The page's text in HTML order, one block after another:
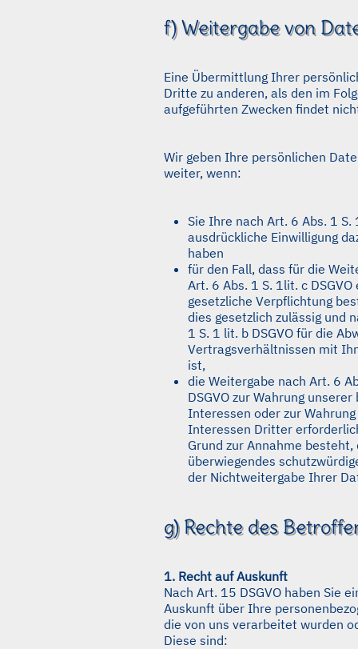
f) Weitergabe von
Eine Übermittlung Ihrer
Dritte zu anderen, als den im
aufgeführten Zwecken findet
Wir geben Ihre persönlichen
weiter, wenn:
Sie Ihre nach Art. 6 Abs. 1 S.
ausdrückliche Einwilligung
haben
für den Fall, dass für die
Art. 6 Abs. 1 S. 1lit. c DSGVO
gesetzliche Verpflichtung
dies gesetzlich zulässig und
1 S. 1 lit. b DSGVO für die
Vertragsverhältnissen mit
ist,
die Weitergabe nach Art. 6
DSGVO zur Wahrung
Interessen oder zur
Interessen Dritter
Grund zur Annahme besteht,
überwiegendes
der Nichtweitergabe Ihrer
g) Rechte des
1. Recht auf Auskunft
Nach Art. 15 DSGVO haben Sie
Auskunft über Ihre
die von uns verarbeitet wurden
Diese sind: